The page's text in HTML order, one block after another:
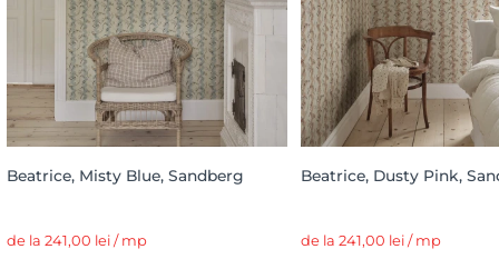
Beatrice, Misty Blue, Sandberg
de la 241,00 lei / mp
Beatrice, Dusty Pink,
de la 241,00 lei / mp